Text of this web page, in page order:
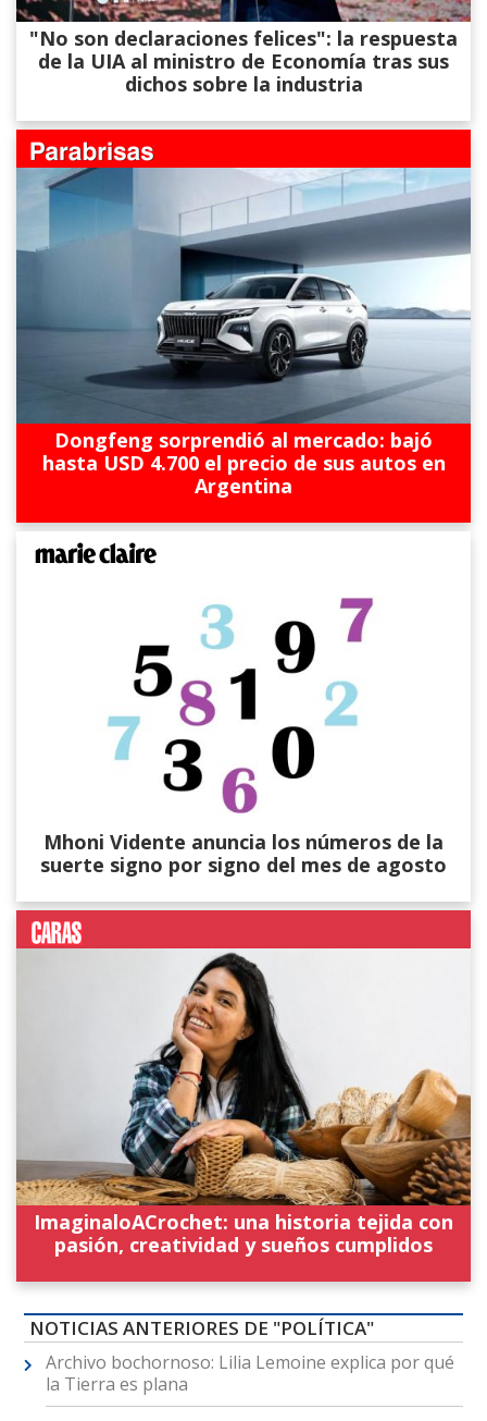
"No son declaraciones felices": la respuesta
de la UIA al ministro de Economía tras sus
dichos sobre la industria
Dongfeng sorprendió al mercado: bajó
hasta USD 4.700 el precio de sus autos en
Argentina
Mhoni Vidente anuncia los números de la
suerte signo por signo del mes de agosto
ImaginaloACrochet: una historia tejida con
pasión, creatividad y sueños cumplidos
NOTICIAS ANTERIORES DE "POLÍTICA"
Archivo bochornoso: Lilia Lemoine explica por qué
la Tierra es plana